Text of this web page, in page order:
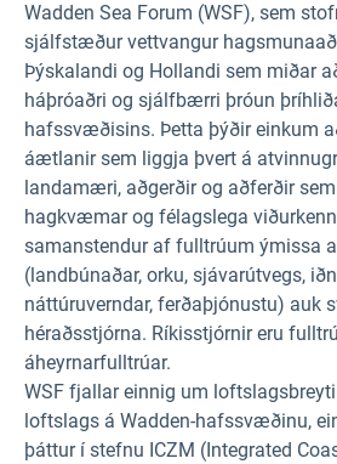
Wadden Sea Forum (WSF), sem
sjálfstæður vettvangur
Þýskalandi og Hollandi sem miðar
háþróaðri og sjálfbærri þróun
hafssvæðisins. Þetta þýðir einkum
áætlanir sem liggja þvert á
landamæri, aðgerðir og aðferðir
hagkvæmar og félagslega
samanstendur af fulltrúum ýmissa
(landbúnaðar, orku, sjávarútvegs,
náttúruverndar, ferðaþjónustu) auk
héraðsstjórna. Ríkisstjórnir eru
áheyrnarfulltrúar.
WSF fjallar einnig um
loftslags á Wadden-hafssvæðinu,
þáttur í stefnu ICZM (Integrated